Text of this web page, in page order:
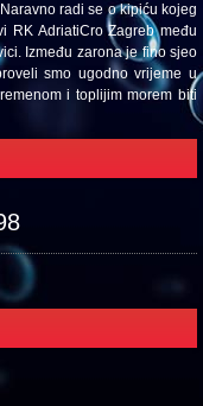
radi se o kipiću kojeg
RK AdriatiCro Zagreb među
Između zarona je fino sjeo
smo ugodno vrijeme u
i toplijim morem biti